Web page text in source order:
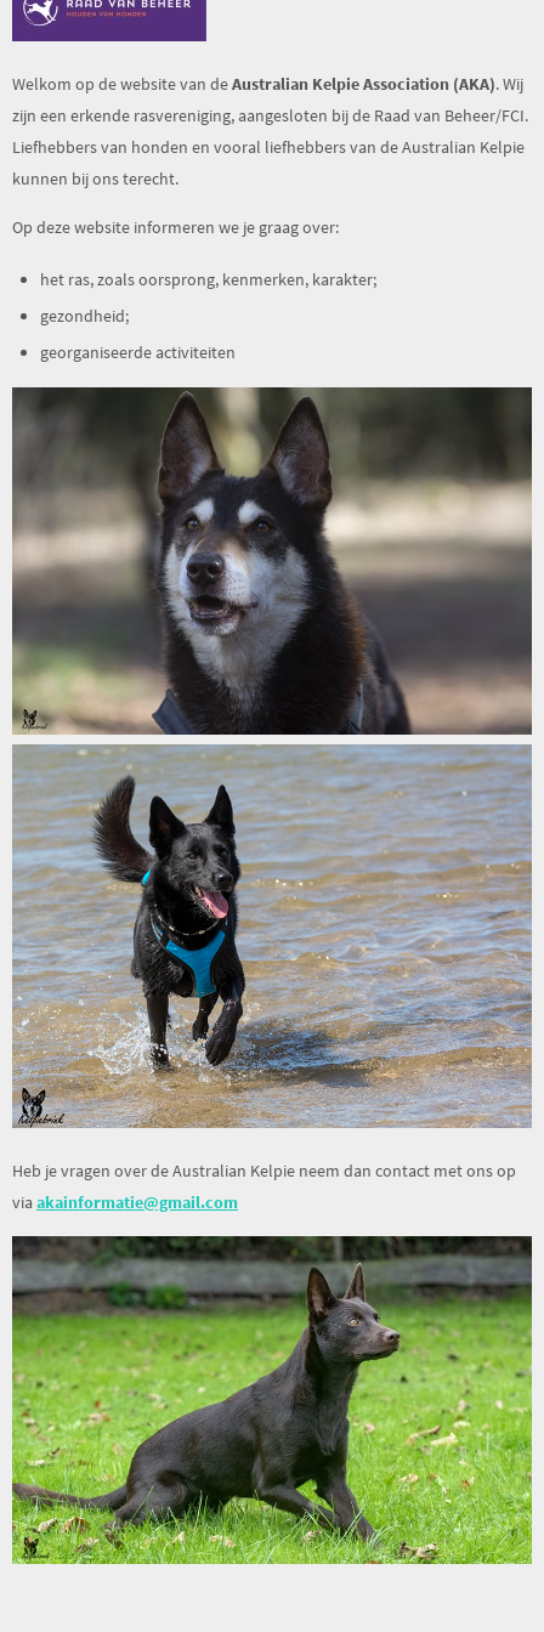
Welkom op de website van deAustralian Kelpie Association (AKA). Wij
zijn een erkende rasvereniging, aangesloten bij de Raad van Beheer/FCI.
Liefhebbers van honden en vooral liefhebbers van de Australian Kelpie
kunnen bij ons terecht.
Op deze website informeren we je graag over:
het ras, zoals oorsprong, kenmerken, karakter;
gezondheid;
georganiseerde activiteiten
Heb je vragen over de Australian Kelpie neem dan contact met ons op
via akainformatie@gmail.com